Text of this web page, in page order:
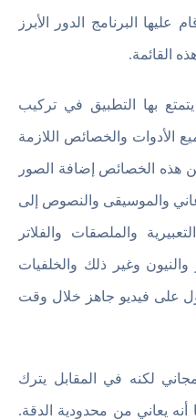
البرنامج الدور الأبرز
القائمة.
بها التطبيق في تركيب
الأدوات والخصائص اللازمة
هذه الخصائص إضافة الصور
والموسيقى والنصوص إلى
والملصقات والفلاتر
والنيون وغير ذلك والخلفيات
على فيديو جاهز خلال وقت
لكنه في المقابل يترك
أنه يعاني من محدودية الدقة.